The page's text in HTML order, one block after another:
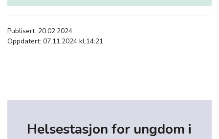
Publisert: 20.02.2024
Oppdatert: 07.11.2024 kl.14:21
Helsestasjon for ungdom i